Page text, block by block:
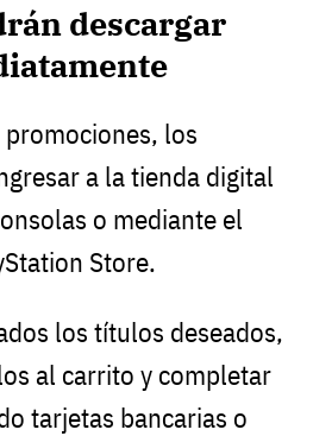
descargar
promociones, los
a la tienda digital
o mediante el
Store.
los títulos deseados,
al carrito y completar
tarjetas bancarias o